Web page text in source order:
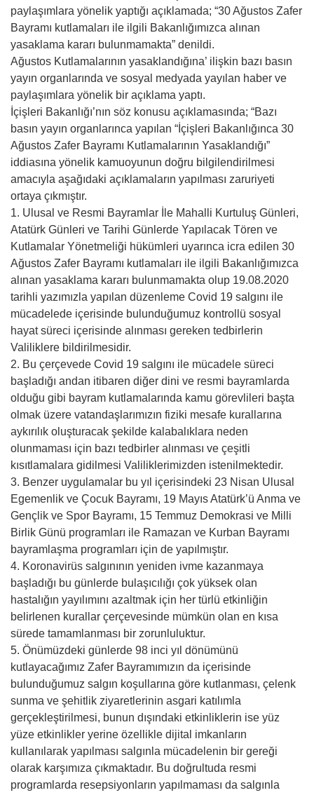
paylaşımlara yönelik yaptığı açıklamada; “30 Ağustos Zafer
Bayramı kutlamaları ile ilgili Bakanlığımızca alınan
yasaklama kararı bulunmamakta” denildi.
Ağustos Kutlamalarının yasaklandığına’ ilişkin bazı basın
yayın organlarında ve sosyal medyada yayılan haber ve
paylaşımlara yönelik bir açıklama yaptı.
İçişleri Bakanlığı’nın söz konusu açıklamasında; “Bazı
basın yayın organlarınca yapılan “İçişleri Bakanlığınca 30
Ağustos Zafer Bayramı Kutlamalarının Yasaklandığı”
iddiasına yönelik kamuoyunun doğru bilgilendirilmesi
amacıyla aşağıdaki açıklamaların yapılması zaruriyeti
ortaya çıkmıştır.
1. Ulusal ve Resmi Bayramlar İle Mahalli Kurtuluş Günleri,
Atatürk Günleri ve Tarihi Günlerde Yapılacak Tören ve
Kutlamalar Yönetmeliği hükümleri uyarınca icra edilen 30
Ağustos Zafer Bayramı kutlamaları ile ilgili Bakanlığımızca
alınan yasaklama kararı bulunmamakta olup 19.08.2020
tarihli yazımızla yapılan düzenleme Covid 19 salgını ile
mücadelede içerisinde bulunduğumuz kontrollü sosyal
hayat süreci içerisinde alınması gereken tedbirlerin
Valiliklere bildirilmesidir.
2. Bu çerçevede Covid 19 salgını ile mücadele süreci
başladığı andan itibaren diğer dini ve resmi bayramlarda
olduğu gibi bayram kutlamalarında kamu görevlileri başta
olmak üzere vatandaşlarımızın fiziki mesafe kurallarına
aykırılık oluşturacak şekilde kalabalıklara neden
olunmaması için bazı tedbirler alınması ve çeşitli
kısıtlamalara gidilmesi Valiliklerimizden istenilmektedir.
3. Benzer uygulamalar bu yıl içerisindeki 23 Nisan Ulusal
Egemenlik ve Çocuk Bayramı, 19 Mayıs Atatürk’ü Anma ve
Gençlik ve Spor Bayramı, 15 Temmuz Demokrasi ve Milli
Birlik Günü programları ile Ramazan ve Kurban Bayramı
bayramlaşma programları için de yapılmıştır.
4. Koronavirüs salgınının yeniden ivme kazanmaya
başladığı bu günlerde bulaşıcılığı çok yüksek olan
hastalığın yayılımını azaltmak için her türlü etkinliğin
belirlenen kurallar çerçevesinde mümkün olan en kısa
sürede tamamlanması bir zorunluluktur.
5. Önümüzdeki günlerde 98 inci yıl dönümünü
kutlayacağımız Zafer Bayramımızın da içerisinde
bulunduğumuz salgın koşullarına göre kutlanması, çelenk
sunma ve şehitlik ziyaretlerinin asgari katılımla
gerçekleştirilmesi, bunun dışındaki etkinliklerin ise yüz
yüze etkinlikler yerine özellikle dijital imkanların
kullanılarak yapılması salgınla mücadelenin bir gereği
olarak karşımıza çıkmaktadır. Bu doğrultuda resmi
programlarda resepsiyonların yapılmaması da salgınla